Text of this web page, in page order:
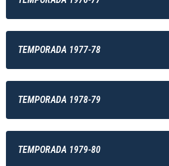
TEMPORADA 1977-78
TEMPORADA 1978-79
TEMPORADA 1979-80